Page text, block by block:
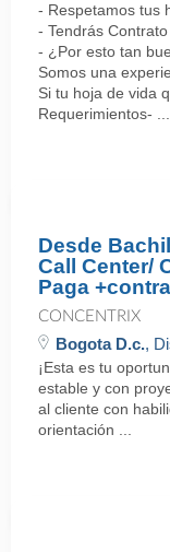
- Respetamos tus
- Tendrás
- ¿Por esto tan
Somos una
Si tu hoja de vida
Requerimientos- ...
Desde
Call Center/
Paga
CONCENTRIX
Bogota D.c.,
¡Esta es tu
estable y con
al cliente con
orientación ...